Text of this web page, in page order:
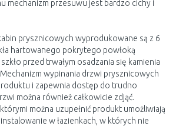
mechanizm przesuwu jest bardzo cichy i
prysznicowych wyprodukowane są z 6
hartowanego pokrytego powłoką
przed trwałym osadzania się kamienia
wypinania drzwi prysznicowych
i zapewnia dostęp do trudno
można również całkowicie zdjąć.
można uzupełnić produkt umożliwiają
w łazienkach, w których nie